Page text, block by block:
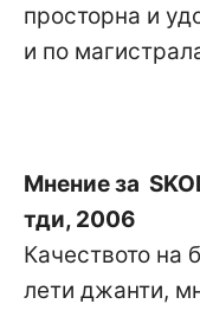
просторна и
и по
Мнение за
тди, 2006
Качеството на
лети джанти,